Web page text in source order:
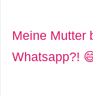
Meine Mutter
Whatsapp?!